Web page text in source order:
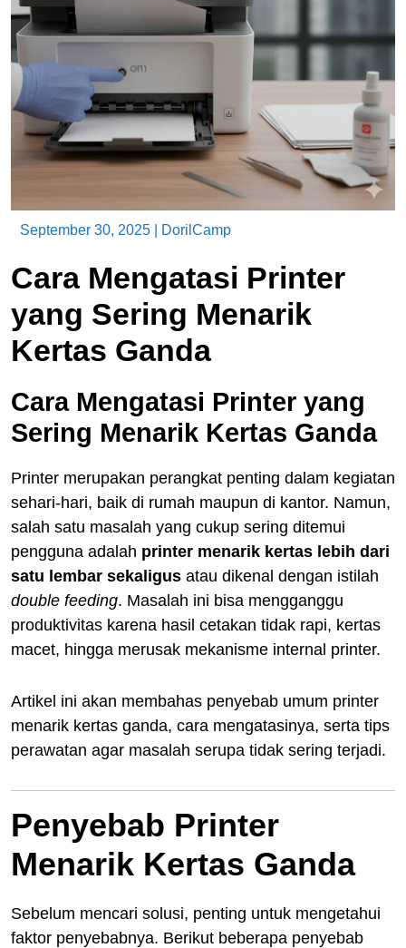
September 30, 2025 DorilCamp
Cara Mengatasi Printer
yang Sering Menarik
Kertas Ganda
Cara Mengatasi Printer yang
Sering Menarik Kertas Ganda
Printer merupakan perangkat penting dalam kegiatan
sehari-hari, baik di rumah maupun di kantor. Namun,
salah satu masalah yang cukup sering ditemui
pengguna adalah printer menarik kertas lebih dari
satu lembar sekaligus atau dikenal dengan istilah
double feeding. Masalah ini bisa mengganggu
produktivitas karena hasil cetakan tidak rapi, kertas
macet, hingga merusak mekanisme internal printer.
Artikel ini akan membahas penyebab umum printer
menarik kertas ganda, cara mengatasinya, serta tips
perawatan agar masalah serupa tidak sering terjadi.
Penyebab Printer
Menarik Kertas Ganda
Sebelum mencari solusi, penting untuk mengetahui
faktor penyebabnya. Berikut beberapa penyebab